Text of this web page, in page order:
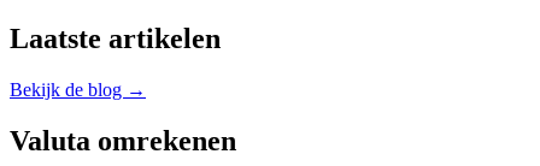
Laatste artikelen
Bekijk de blog →
Valuta omrekenen